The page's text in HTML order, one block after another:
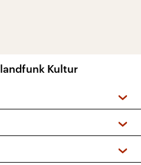
Kultur